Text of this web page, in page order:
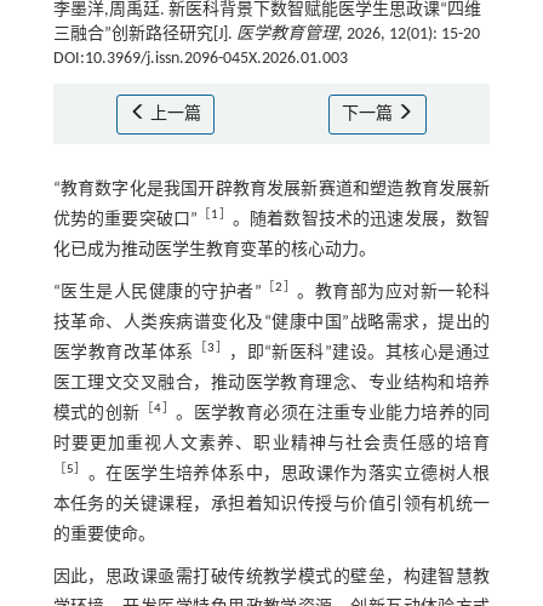
李墨洋,周禹廷. 新医科背景下数智赋能医学生思政课“四维
三融合”创新路径研究[J]. 医学教育管理, 2026, 12(01): 15-20
DOI:10.3969/j.issn.2096-045X.2026.01.003
上一篇 下一篇
“教育数字化是我国开辟教育发展新赛道和塑造教育发展新
优势的重要突破口”
1
。随着数智技术的迅速发展，数智
化已成为推动医学生教育变革的核心动力。
“医生是人民健康的守护者” ［2
。教育部为应对新一轮科
技革命、人类疾病谱变化及“健康中国”战略需求，提出的
医学教育改革体系
［3
，即“新医科”建设。其核心是通过
医工理文交叉融合，推动医学教育理念、专业结构和培养
模式的创新 ［4
。医学教育必须在注重专业能力培养的同
时要更加重视人文素养、职业精神与社会责任感的培育
［5
。在医学生培养体系中，思政课作为落实立德树人根
本任务的关键课程，承担着知识传授与价值引领有机统一
的重要使命。
因此，思政课亟需打破传统教学模式的壁垒，构建智慧教